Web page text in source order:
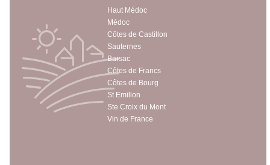
Haut Médoc
Médoc
Côtes de Castillon
Sauternes
Barsac
Côtes de Francs
Côtes de Bourg
St Emilion
Ste Croix du Mont
Vin de France